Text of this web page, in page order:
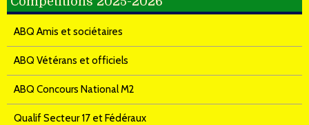
ABQ Amis et sociétaires
ABQ Vétérans et officiels
ABQ Concours National M2
Qualif Secteur 17 et Fédéraux